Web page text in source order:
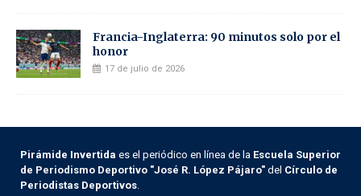
Francia-Inglaterra: 90 minutos solo por el
honor
17 de julio de 2026
Pirámide Invertida es el periódico en línea de la Escuela Superior
de Periodismo Deportivo "José R. López Pájaro" del Círculo de
Periodistas Deportivos